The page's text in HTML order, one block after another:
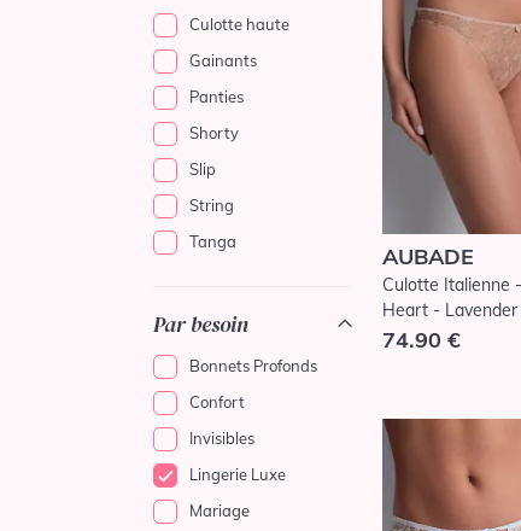
Culotte haute
Gainants
Panties
Shorty
Slip
String
Tanga
Par besoin
Bonnets Profonds
Confort
Invisibles
Lingerie Luxe
Mariage
AUBADE
Culotte Italienne
Heart -
74.90 €